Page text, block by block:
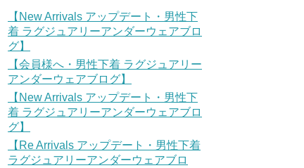
【New Arrivals アップデート・男性下
着 ラグジュアリーアンダーウェアブロ
グ】
【会員様へ・男性下着 ラグジュアリー
アンダーウェアブログ】
【New Arrivals アップデート・男性下
着 ラグジュアリーアンダーウェアブロ
グ】
【Re Arrivals アップデート・男性下着
ラグジュアリーアンダーウェアブロ